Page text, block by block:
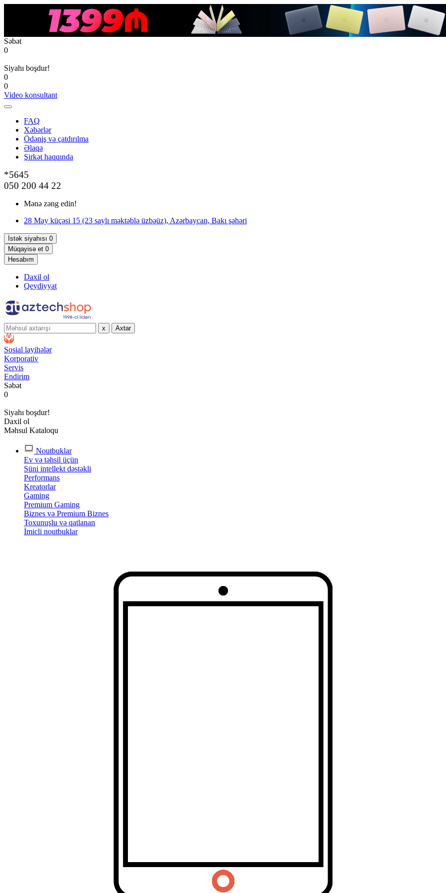
Səbət
0
Siyahı boşdur!
0
0
Video konsultant
FAQ
Xəbərlər
Ödəniş və çatdırılma
Əlaqə
Şirkət haqqında
*5645
050 200 44 22
Mənə zəng edin!
28 May küçəsi 15 (23 saylı məktəblə üzbəüz), Azərbaycan, Bakı şəhəri
İstək siyahısı 0
Müqayisə et 0
Hesabım
Daxil ol
Qeydiyyat
x Axtar
Sosial layihələr
Korporativ
Servis
Endirim
Səbət
0
Siyahı boşdur!
Daxil ol
Məhsul Kataloqu
Noutbuklar
Ev və təhsil üçün
Süni intellekt dəstəkli
Performans
Kreatorlar
Gaming
Premium Gaming
Biznes və Premium Biznes
Toxunuşlu və qatlanan
İmicli noutbuklar